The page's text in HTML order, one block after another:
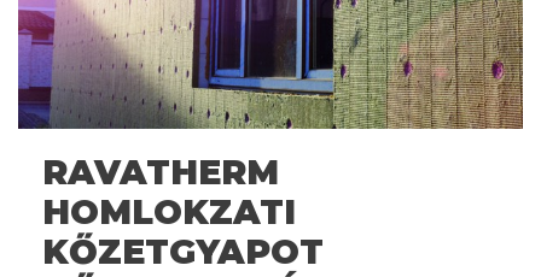
RAVATHERM
HOMLOKZATI
KŐZETGYAPOT